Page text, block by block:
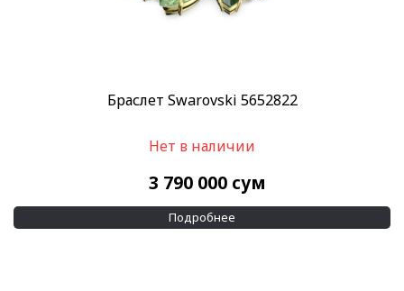
Браслет Swarovski 5652822
Нет в наличии
3 790 000 сум
Подробнее